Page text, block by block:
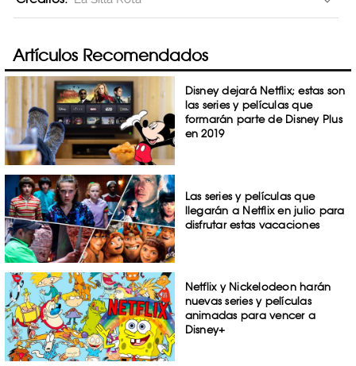
Artículos Recomendados
Disney dejará Netflix; estas son
las series y películas que
formarán parte de Disney Plus
en 2019
Las series y películas que
llegarán a Netflix en julio para
disfrutar estas vacaciones
Netflix y Nickelodeon harán
nuevas series y películas
animadas para vencer a
Disney+